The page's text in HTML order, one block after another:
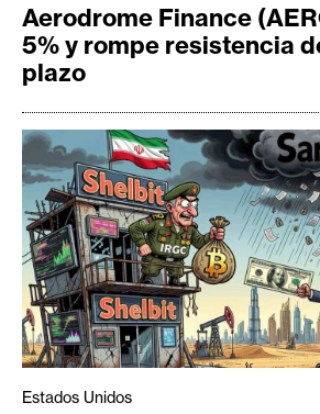
Aerodrome Finance
5% y rompe resistencia
plazo
Estados Unidos